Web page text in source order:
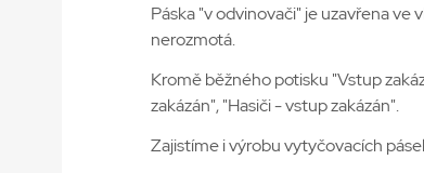
Páska "v odvinovači" je uzavřena ve
nerozmotá.
Kromě běžného potisku "Vstup
zakázán", "Hasiči - vstup zakázán".
Zajistíme i výrobu vytyčovacích